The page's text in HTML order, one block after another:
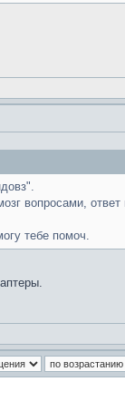
вопросами,
тебе помоч.